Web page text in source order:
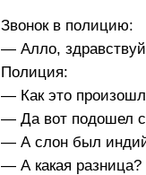
Звонок в полицию:
— Алло,
Полиция:
— Как это
— Да вот подошел
— А слон был
— А какая разница?